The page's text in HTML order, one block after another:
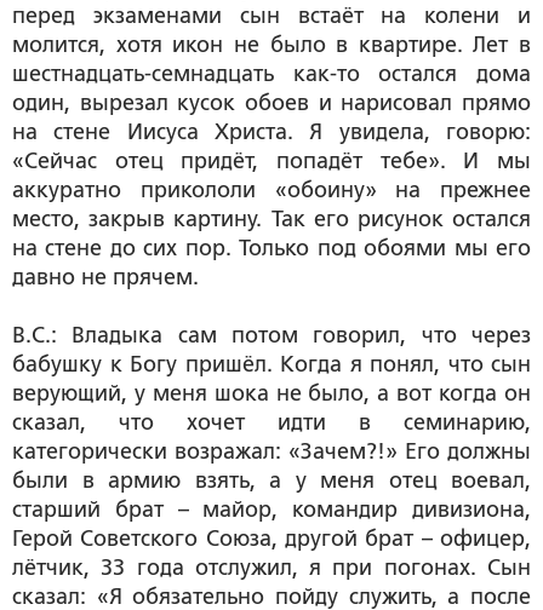
перед экзаменами сын встаёт на колени и
молится, хотя икон не было в квартире. Лет в
шестнадцать-семнадцать как-то остался дома
один, вырезал кусок обоев и нарисовал прямо
на стене Иисуса Христа. Я увидела, говорю:
«Сейчас отец придёт, попадёт тебе». И мы
аккуратно прикололи «обоину» на прежнее
место, закрыв картину. Так его рисунок остался
на стене до сих пор. Только под обоями мы его
давно не прячем.
В.С.: Владыка сам потом говорил, что через
бабушку к Богу пришёл. Когда я понял, что сын
верующий, у меня шока не было, а вот когда он
сказал, что хочет идти в семинарию,
категорически возражал: «Зачем?!» Его должны
были в армию взять, а у меня отец воевал,
старший брат – майор, командир дивизиона,
Герой Советского Союза, другой брат – офицер,
лётчик, 33 года отслужил, я при погонах. Сын
сказал: «Я обязательно пойду служить, а после